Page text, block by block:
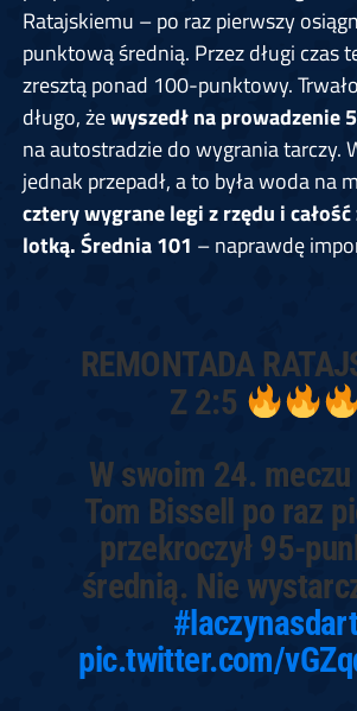
Ratajskiemu – po raz pierwszy
punktową średnią. Przez długi czas
zresztą ponad 100-punktowy.
długo, żewyszedł na prowadzenie
na autostradzie do wygrania tarczy.
jednak przepadł, a to była woda na
cztery wygrane legi z rzędu i
lotką. Średnia 101 – naprawdę
REMONTADA
Z 2:5
W swoim 24. meczu
Tom Bissell po raz
przekroczył 95-
średnią. Nie
pic.twitter.com/